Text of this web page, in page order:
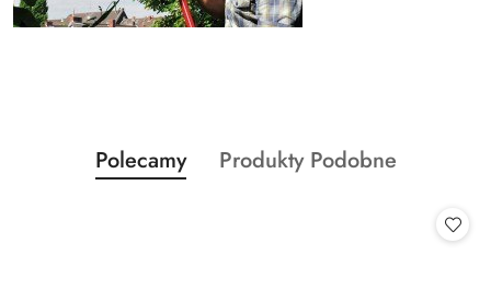
Pomiń karuzelę produktów
Produkty
o
Polecamy
Produkty
Produkty Podobne